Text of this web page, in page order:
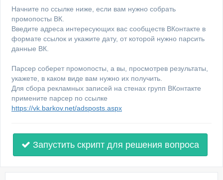
Начните по ссылке ниже, если вам нужно собрать
промопосты ВК.
Введите адреса интересующих вас сообществ ВКонтакте в
формате ссылок и укажите дату, от которой нужно парсить
данные ВК.
Парсер соберет промопосты, а вы, просмотрев результаты,
укажете, в каком виде вам нужно их получить.
Для сбора рекламных записей на стенах групп ВКонтакте
примените парсер по ссылке
https://vk.barkov.net/adsposts.aspx
Запустить скрипт для решения вопроса